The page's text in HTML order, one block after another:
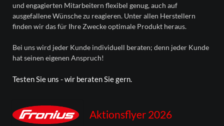
und engagierten Mitarbeitern flexibel genug, auch auf
ausgefallene Wünsche zu reagieren. Unter allen Herstellern
finden wir das für Ihre Zwecke optimale Produkt heraus.
Bei uns wird jeder Kunde individuell beraten; denn jeder Kunde
hat seinen eigenen Anspruch!
Testen Sie uns - wir beraten Sie gern.
Aktionsflyer 2026